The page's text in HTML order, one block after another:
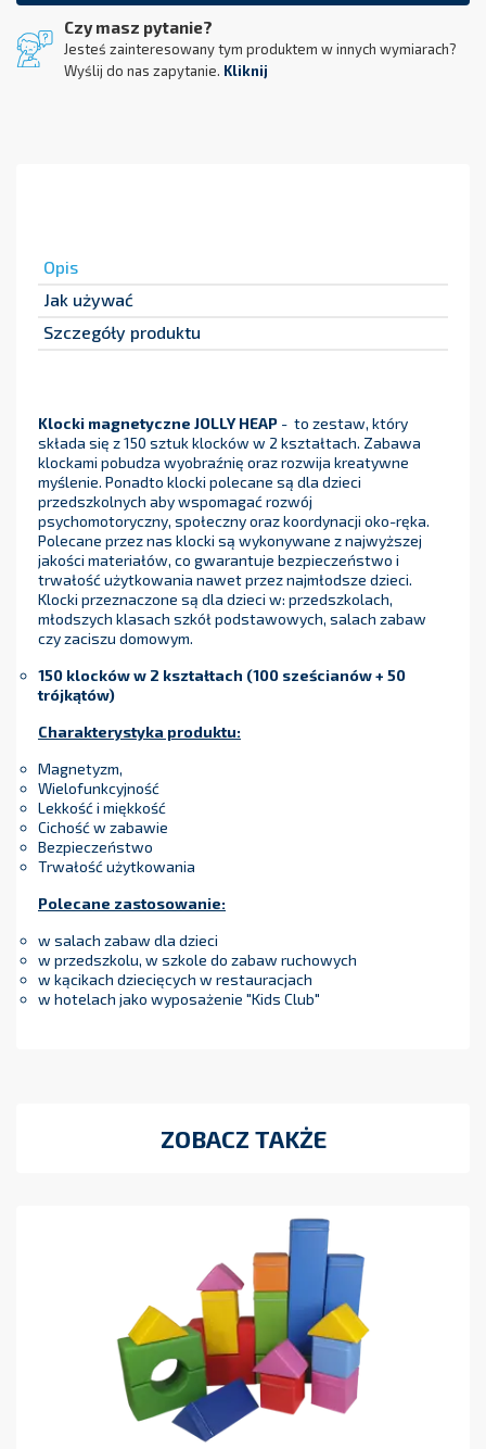
Czy masz pytanie?
Jesteś zainteresowany tym produktem w innych wymiarach?
Wyślij do nas zapytanie. Kliknij
Opis
Jak używać
Szczegóły produktu
Klocki magnetyczne JOLLY HEAP - to zestaw, który
składa się z 150 sztuk klocków w 2 kształtach. Zabawa
klockami pobudza wyobraźnię oraz rozwija kreatywne
myślenie. Ponadto klocki polecane są dla dzieci
przedszkolnych aby wspomagać rozwój
psychomotoryczny, społeczny oraz koordynacji oko-ręka.
Polecane przez nas klocki są wykonywane z najwyższej
jakości materiałów, co gwarantuje bezpieczeństwo i
trwałość użytkowania nawet przez najmłodsze dzieci.
Klocki przeznaczone są dla dzieci w: przedszkolach,
młodszych klasach szkół podstawowych, salach zabaw
czy zaciszu domowym.
150 klocków w 2 kształtach (100 sześcianów + 50
trójkątów)
Charakterystyka produktu:
Magnetyzm,
Wielofunkcyjność
Lekkość i miękkość
Cichość w zabawie
Bezpieczeństwo
Trwałość użytkowania
Polecane zastosowanie:
w salach zabaw dla dzieci
w przedszkolu, w szkole do zabaw ruchowych
w kącikach dziecięcych w restauracjach
w hotelach jako wyposażenie "Kids Club"
ZOBACZ TAKŻE